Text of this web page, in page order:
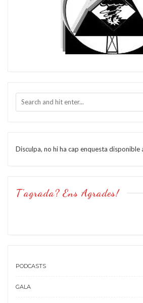
Disculpa, no hi ha cap enquesta disponible
T’agrada? Ens Agrades!
PODCASTS
GALA